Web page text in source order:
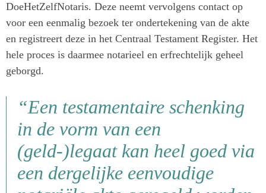
DoeHetZelfNotaris. Deze neemt vervolgens contact op
voor een eenmalig bezoek ter ondertekening van de akte
en registreert deze in het Centraal Testament Register. Het
hele proces is daarmee notarieel en erfrechtelijk geheel
geborgd.
“Een testamentaire schenking
in de vorm van een
(geld-)legaat kan heel goed via
een dergelijke eenvoudige